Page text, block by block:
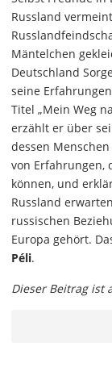
Russland
Mäntelchen
Deutschland
seine
Titel „Mein Weg
erzählt er über
dessen
von Erfahrungen,
können, und
Russland
russischen
Europa gehört.
Péli.
Dieser Beitrag ist